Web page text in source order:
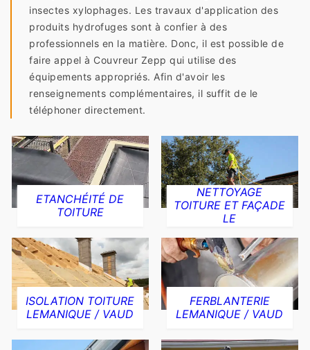
insectes xylophages. Les travaux d'application des
produits hydrofuges sont à confier à des
professionnels en la matière. Donc, il est possible de
faire appel à Couvreur Zepp qui utilise des
équipements appropriés. Afin d'avoir les
renseignements complémentaires, il suffit de le
téléphoner directement.
ETANCHÉITÉ DE
TOITURE
NETTOYAGE
TOITURE ET FAÇADE
LE
ISOLATION TOITURE
LEMANIQUE / VAUD
FERBLANTERIE
LEMANIQUE / VAUD